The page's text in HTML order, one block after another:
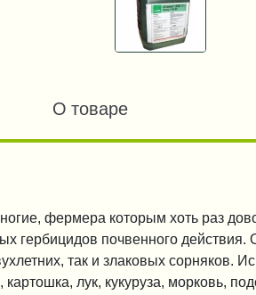
О товаре
фермера которым хоть раз
гербицидов почвенного действия.
так и злаковых сорняков.
картошка, лук, кукуруза, морковь,